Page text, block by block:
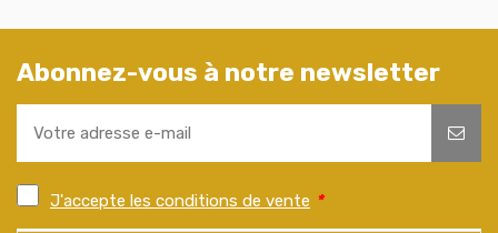
Abonnez-vous à notre newsletter
J'accepte les conditions de vente *